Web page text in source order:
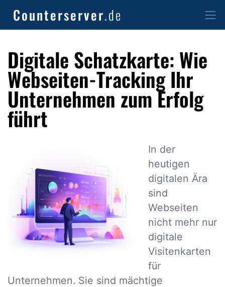
Counterserver.de
Digitale Schatzkarte: Wie
Webseiten-Tracking Ihr
Unternehmen zum Erfolg
führt
In der
heutigen
digitalen Ära
sind
Webseiten
nicht mehr nur
digitale
Visitenkarten
für
Unternehmen. Sie sind mächtige